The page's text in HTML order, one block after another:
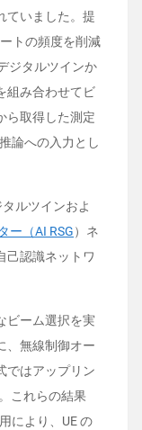
ていました。提
トの頻度を削減
ジタルツインか
組み合わせてビ
ら取得した測定
論への入力とし
ルツインおよ
ー（AI RSG）ネ
己認識ネットワ
ビーム選択を実
、無線制御オー
ではアップリン
これらの結果
により、UE の